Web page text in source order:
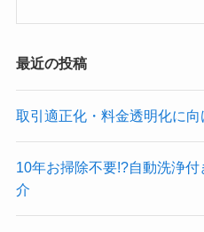
最近の投稿
取引適正化・料金透明化に
10年お掃除不要!?自動洗浄
介